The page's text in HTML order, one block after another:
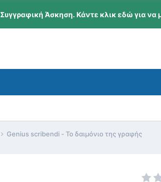
Άσκηση. Κάντε κλικ εδώ για να
Genius scribendi - Το δαιμόνιο της γραφής